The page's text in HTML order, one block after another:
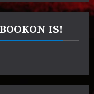
IS!